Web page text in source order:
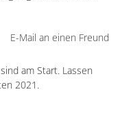
E-Mail an einen Freund
am Start. Lassen
2021.